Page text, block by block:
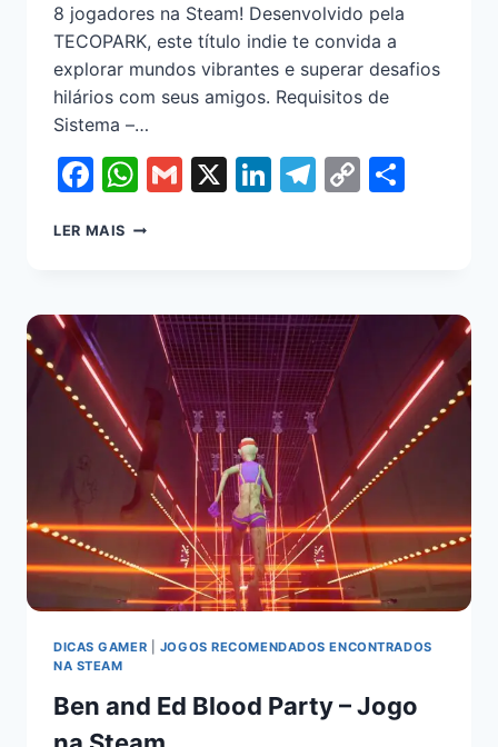
8 jogadores na Steam! Desenvolvido pela
TECOPARK, este título indie te convida a
explorar mundos vibrantes e superar desafios
hilários com seus amigos. Requisitos de
Sistema –…
Facebook
WhatsApp
Gmail
X LinkedIn
Telegram
Copy
LER MAIS
DICAS GAMER
JOGOS RECOMENDADOS ENCONTRADOS
NA STEAM
Ben and Ed Blood Party – Jogo